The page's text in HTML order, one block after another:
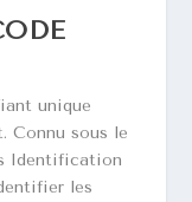
unique
Connu sous le
Identification
les